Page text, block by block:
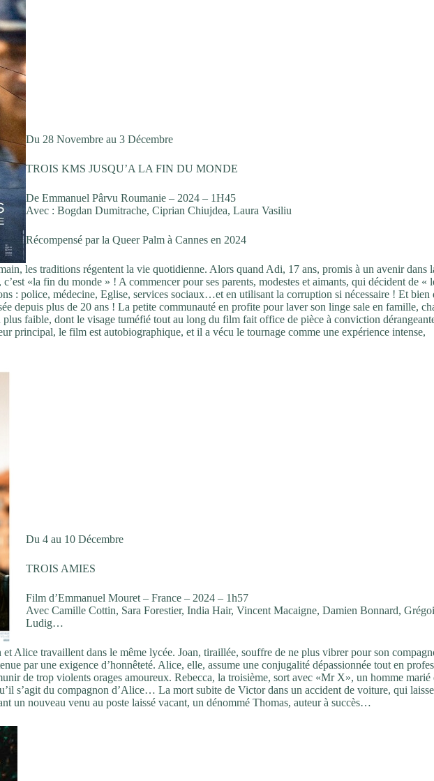
Du 28 Novembre au 3 Décembre
TROIS KMS JUSQU’A LA FIN DU MONDE
De Emmanuel Pârvu Roumanie – 2024 – 1H45
Avec : Bogdan Dumitrache, Ciprian Chiujdea, Laura Vasiliu
Récompensé par la Queer Palm à Cannes en 2024
les traditions régentent la vie quotidienne. Alors quand Adi, 17 ans, promis à un avenir dans
«la fin du monde » ! A commencer pour ses parents, modestes et aimants, qui décident de «
: police, médecine, Eglise, services sociaux…et en utilisant la corruption si nécessaire ! Et bien
depuis plus de 20 ans ! La petite communauté en profite pour laver son linge sale en famille,
plus faible, dont le visage tuméfié tout au long du film fait office de pièce à conviction
principal, le film est autobiographique, et il a vécu le tournage comme une expérience intense,
Du 4 au 10 Décembre
TROIS AMIES
Film d’Emmanuel Mouret – France – 2024 – 1h57
Avec Camille Cottin, Sara Forestier, India Hair, Vincent Macaigne, Damien Bonnard,
Ludig…
Alice travaillent dans le même lycée. Joan, tiraillée, souffre de ne plus vibrer pour son
par une exigence d’honnêteté. Alice, elle, assume une conjugalité dépassionnée tout en
de trop violents orages amoureux. Rebecca, la troisième, sort avec «Mr X», un homme marié
s’agit du compagnon d’Alice… La mort subite de Victor dans un accident de voiture, qui
un nouveau venu au poste laissé vacant, un dénommé Thomas, auteur à succès…